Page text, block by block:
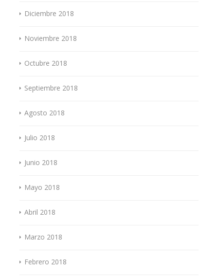
Diciembre 2018
Noviembre 2018
Octubre 2018
Septiembre 2018
Agosto 2018
Julio 2018
Junio 2018
Mayo 2018
Abril 2018
Marzo 2018
Febrero 2018